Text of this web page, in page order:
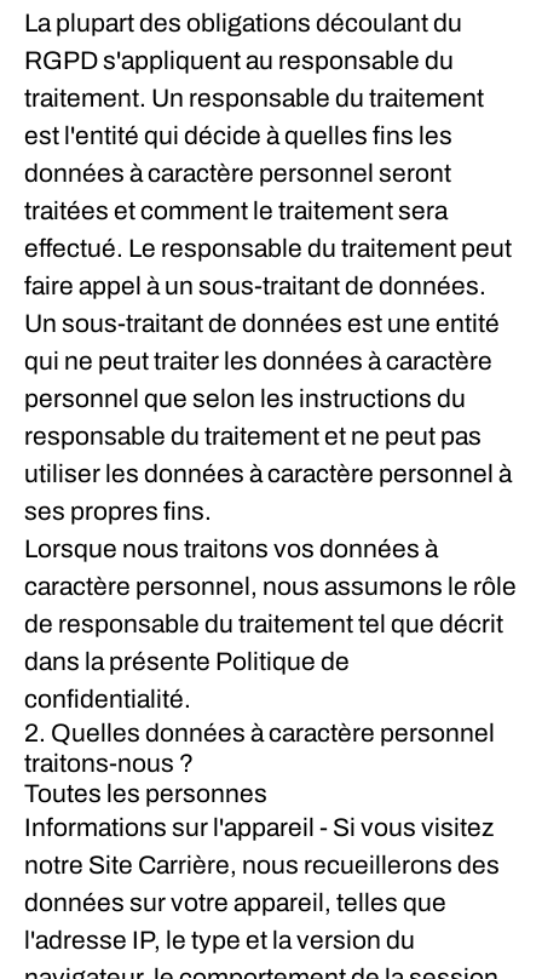
La plupart des obligations découlant du
RGPD s'appliquent au responsable du
traitement. Un responsable du traitement
est l'entité qui décide à quelles fins les
données à caractère personnel seront
traitées et comment le traitement sera
effectué. Le responsable du traitement peut
faire appel à un sous-traitant de données.
Un sous-traitant de données est une entité
qui ne peut traiter les données à caractère
personnel que selon les instructions du
responsable du traitement et ne peut pas
utiliser les données à caractère personnel à
ses propres fins.
Lorsque nous traitons vos données à
caractère personnel, nous assumons le rôle
de responsable du traitement tel que décrit
dans la présente Politique de
confidentialité.
2. Quelles données à caractère personnel
traitons-nous ?
Toutes les personnes
Informations sur l'appareil - Si vous visitez
notre Site Carrière, nous recueillerons des
données sur votre appareil, telles que
l'adresse IP, le type et la version du